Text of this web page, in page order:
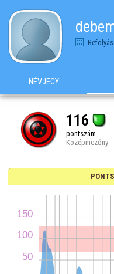
NÉVJEGY
116
pontszám
Középmezőny